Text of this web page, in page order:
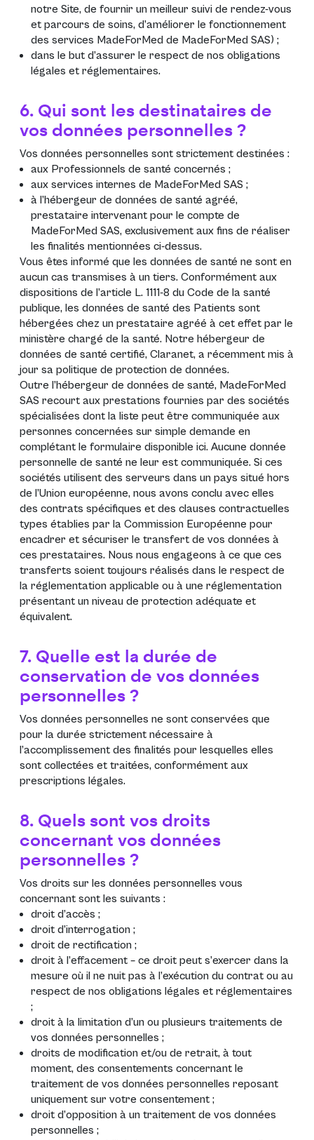
notre Site, de fournir un meilleur suivi de rendez-vous
et parcours de soins, d’améliorer le fonctionnement
des services MadeForMed de MadeForMed SAS) ;
dans le but d’assurer le respect de nos obligations
légales et réglementaires.
6. Qui sont les destinataires de
vos données personnelles ?
Vos données personnelles sont strictement destinées :
aux Professionnels de santé concernés ;
aux services internes de MadeForMed SAS ;
à l’hébergeur de données de santé agréé,
prestataire intervenant pour le compte de
MadeForMed SAS, exclusivement aux fins de réaliser
les finalités mentionnées ci-dessus.
Vous êtes informé que les données de santé ne sont en
aucun cas transmises à un tiers. Conformément aux
dispositions de l’article L. 1111-8 du Code de la santé
publique, les données de santé des Patients sont
hébergées chez un prestataire agréé à cet effet par le
ministère chargé de la santé. Notre hébergeur de
données de santé certifié, Claranet, a récemment mis à
jour sa politique de protection de données.
Outre l’hébergeur de données de santé, MadeForMed
SAS recourt aux prestations fournies par des sociétés
spécialisées dont la liste peut être communiquée aux
personnes concernées sur simple demande en
complétant le formulaire disponible ici. Aucune donnée
personnelle de santé ne leur est communiquée. Si ces
sociétés utilisent des serveurs dans un pays situé hors
de l’Union européenne, nous avons conclu avec elles
des contrats spécifiques et des clauses contractuelles
types établies par la Commission Européenne pour
encadrer et sécuriser le transfert de vos données à
ces prestataires. Nous nous engageons à ce que ces
transferts soient toujours réalisés dans le respect de
la réglementation applicable ou à une réglementation
présentant un niveau de protection adéquate et
équivalent.
7. Quelle est la durée de
conservation de vos données
personnelles ?
Vos données personnelles ne sont conservées que
pour la durée strictement nécessaire à
l’accomplissement des finalités pour lesquelles elles
sont collectées et traitées, conformément aux
prescriptions légales.
8. Quels sont vos droits
concernant vos données
personnelles ?
Vos droits sur les données personnelles vous
concernant sont les suivants :
droit d’accès ;
droit d’interrogation ;
droit de rectification ;
droit à l’effacement – ce droit peut s’exercer dans la
mesure où il ne nuit pas à l’exécution du contrat ou au
respect de nos obligations légales et réglementaires
;
droit à la limitation d’un ou plusieurs traitements de
vos données personnelles ;
droits de modification et/ou de retrait, à tout
moment, des consentements concernant le
traitement de vos données personnelles reposant
uniquement sur votre consentement ;
droit d’opposition à un traitement de vos données
personnelles ;